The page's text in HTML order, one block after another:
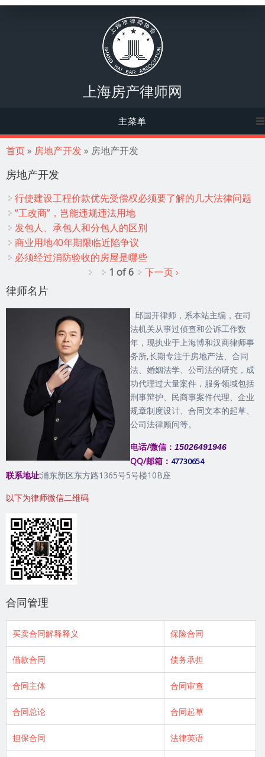
上海房产律师网
主菜单
你在这里
首页» 房地产开发» 房地产开发
房地产开发
行使建设工程价款优先受偿权必须要了解的几大法律问题
“工改商”，岂能违规违法用地
发包人、承包人和分包人的区别
商业用地40年期限临近陷争议
必须经过消防验收的房屋是哪些
1 of 6
下一页 ›
律师名片
邱国开律师，系本站主编，在司
法机关从事过侦查和公诉工作数
年，现执业于上海博和汉商律师事
务所,长期专注于房地产法、合同
法、婚姻法学、公司法的研究，成
功代理过大量案件，服务领域包括
刑事辩护、民商事案件代理、企业
规章制度设计、合同文本的起草、
公司法律顾问等。
电话/微信： 15026491946
QQ/邮箱： 47730654
联系地址:浦东新区东方路1365号5号楼10B座
以下为律师微信二维码
合同管理
买卖合同解释释义 保险合同
借款合同 债务承担
合同主体 合同审查
合同总论 合同起草
担保合同 法律英语